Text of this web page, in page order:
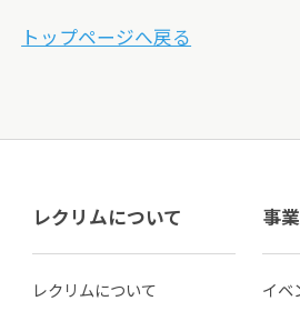
トップページへ戻る
レクリムについて
レクリムについて
事
イベ